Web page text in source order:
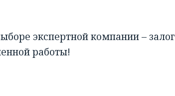
экспертной компании – залог
работы!